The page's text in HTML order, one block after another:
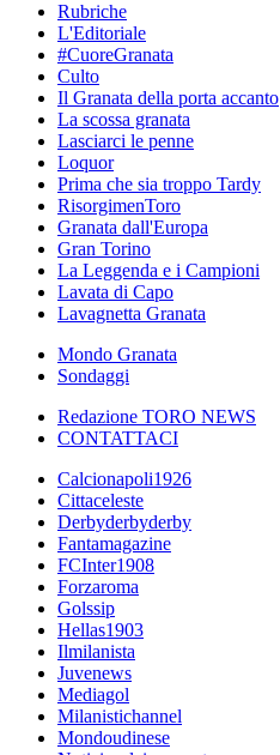
Rubriche
L'Editoriale
#CuoreGranata
Culto
Il Granata della porta accanto
La scossa granata
Lasciarci le penne
Loquor
Prima che sia troppo Tardy
RisorgimenToro
Granata dall'Europa
Gran Torino
La Leggenda e i Campioni
Lavata di Capo
Lavagnetta Granata
Mondo Granata
Sondaggi
Redazione TORO NEWS
CONTATTACI
Calcionapoli1926
Cittaceleste
Derbyderbyderby
Fantamagazine
FCInter1908
Forzaroma
Golssip
Hellas1903
Ilmilanista
Juvenews
Mediagol
Milanistichannel
Mondoudinese